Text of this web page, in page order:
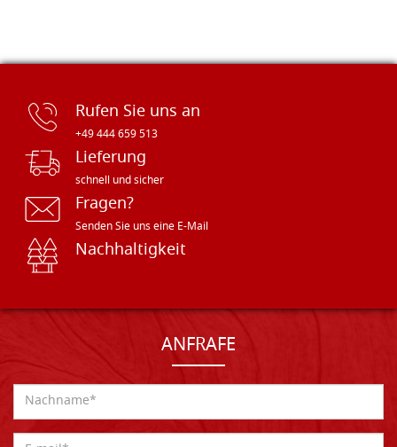
Rufen Sie uns an
+49 444 659 513
Lieferung
schnell und sicher
Fragen?
Senden Sie uns eine E-Mail
Nachhaltigkeit
ANFRAFE